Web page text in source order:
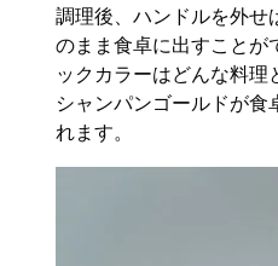
調理後、ハンドルを外せ
のまま食卓に出すことが
ックカラーはどんな料
シャンパンゴールドが食
れます。